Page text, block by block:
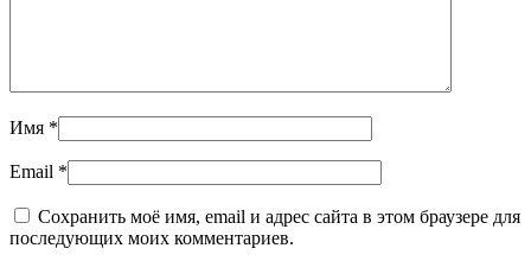
Имя *
Email *
Сохранить моё имя, email и адрес сайта в этом браузере для
последующих моих комментариев.